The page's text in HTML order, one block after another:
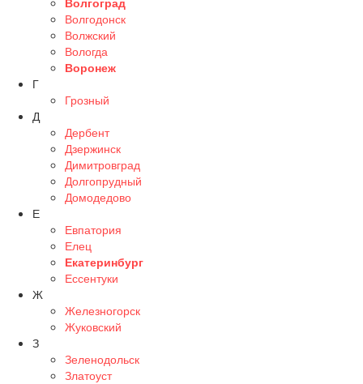
Волгодонск
Волжский
Вологда
Воронеж
Г
Грозный
Д
Дербент
Дзержинск
Димитровград
Долгопрудный
Домодедово
Е
Евпатория
Елец
Екатеринбург
Ессентуки
Ж
Железногорск
Жуковский
З
Зеленодольск
Златоуст